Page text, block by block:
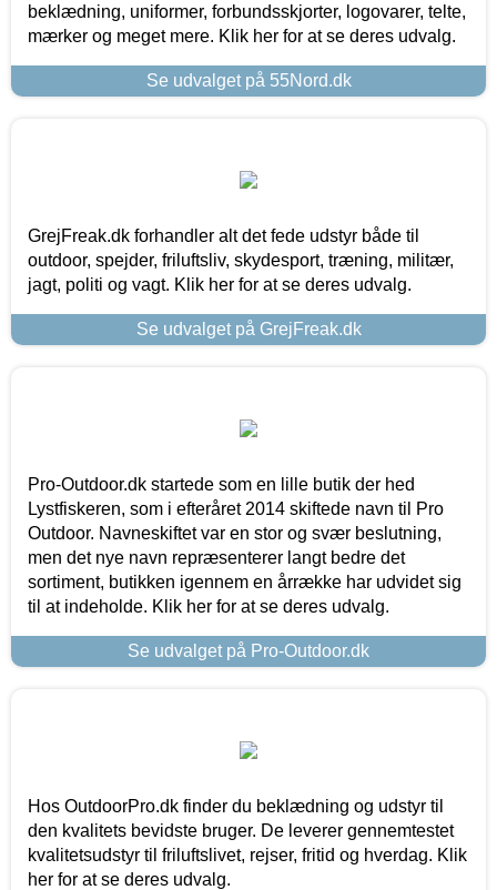
beklædning, uniformer, forbundsskjorter, logovarer, telte,
mærker og meget mere. Klik her for at se deres udvalg.
Se udvalget på 55Nord.dk
GrejFreak.dk forhandler alt det fede udstyr både til
outdoor, spejder, friluftsliv, skydesport, træning, militær,
jagt, politi og vagt. Klik her for at se deres udvalg.
Se udvalget på GrejFreak.dk
Pro-Outdoor.dk startede som en lille butik der hed
Lystfiskeren, som i efteråret 2014 skiftede navn til Pro
Outdoor. Navneskiftet var en stor og svær beslutning,
men det nye navn repræsenterer langt bedre det
sortiment, butikken igennem en årrække har udvidet sig
til at indeholde. Klik her for at se deres udvalg.
Se udvalget på Pro-Outdoor.dk
Hos OutdoorPro.dk finder du beklædning og udstyr til
den kvalitets bevidste bruger. De leverer gennemtestet
kvalitetsudstyr til friluftslivet, rejser, fritid og hverdag. Klik
her for at se deres udvalg.